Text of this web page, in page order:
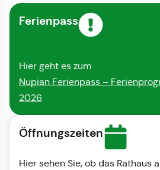
Ferienpass
Hier geht es zum
Nupian Ferienpass –
2026
Öffnungszeiten
Hier sehen Sie, ob das Rathaus